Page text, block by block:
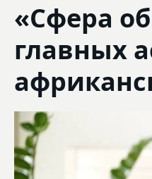
«Сфера
главных